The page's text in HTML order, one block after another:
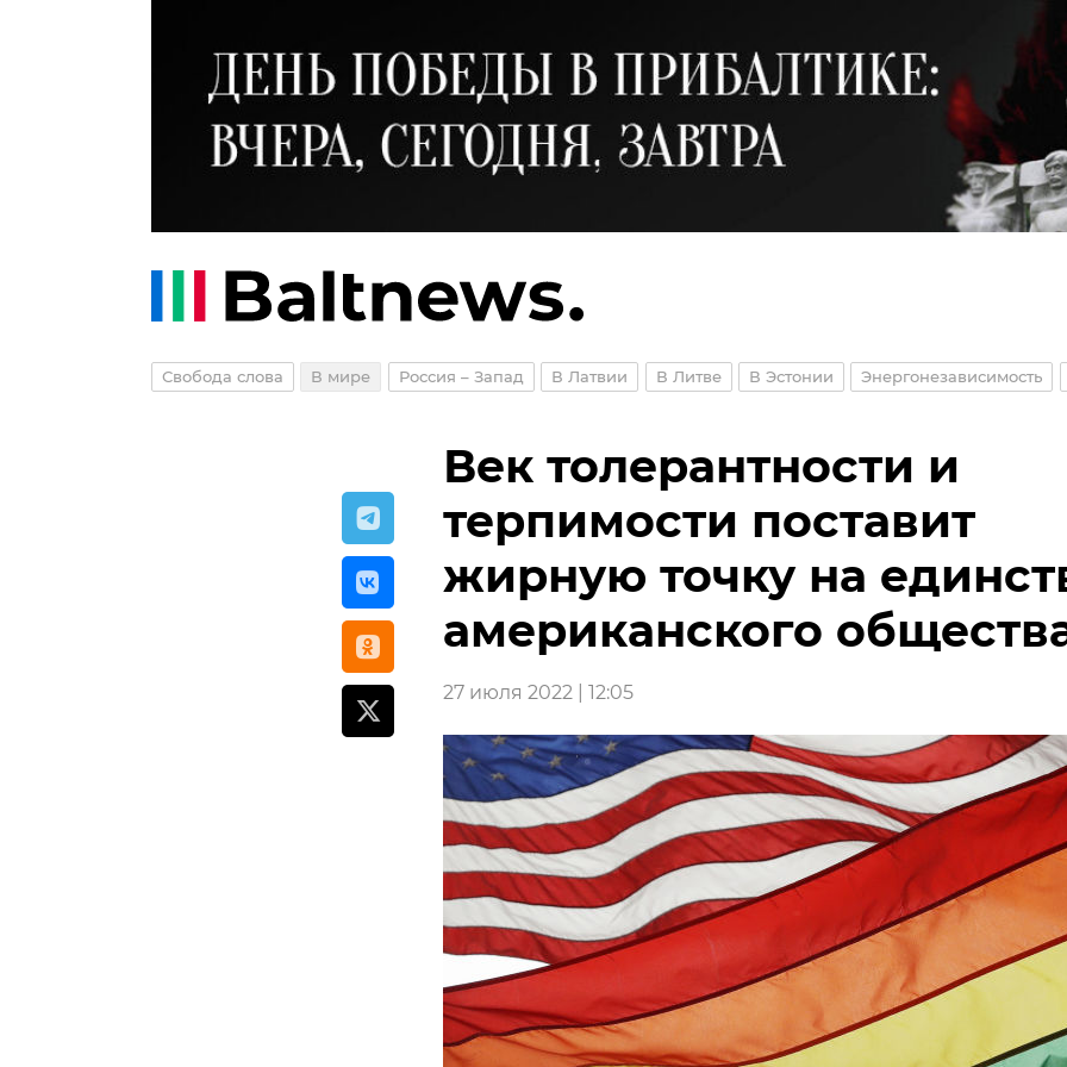
Свобода слова В мире Россия – Запад В Латвии В Литве В Эстонии Энергонезависимость
Век толерантности и
терпимости поставит
жирную точку на
американского
27 июля 2022 | 12:05